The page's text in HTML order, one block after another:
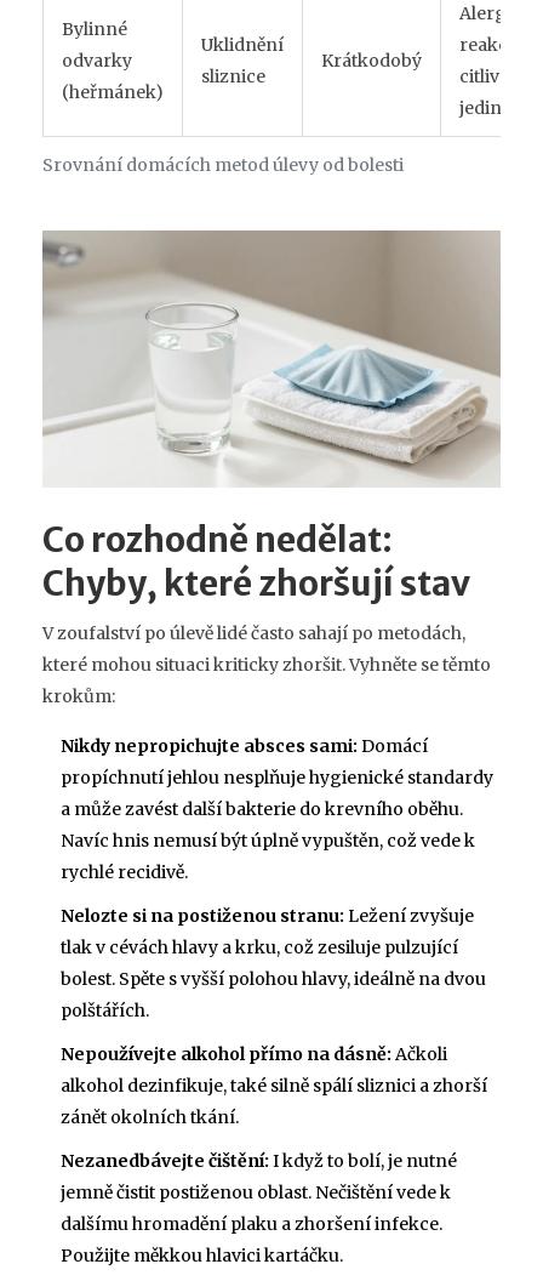
Srovnání domácích metod úlevy od bolesti
Bylinné
odvarky
(heřmánek)
Uklidnění
sliznice
Krátkodobý
Alergické
reakce u
citlivých
jedinců
Co rozhodně nedělat:
Chyby, které zhoršují stav
V zoufalství po úlevě lidé často sahají po metodách,
které mohou situaci kriticky zhoršit. Vyhněte se těmto
krokům:
Nikdy nepropichujte absces sami: Domácí
propíchnutí jehlou nesplňuje hygienické standardy
a může zavést další bakterie do krevního oběhu.
Navíc hnis nemusí být úplně vypuštěn, což vede k
rychlé recidivě.
Nelozte si na postiženou stranu: Ležení zvyšuje
tlak v cévách hlavy a krku, což zesiluje pulzující
bolest. Spěte s vyšší polohou hlavy, ideálně na dvou
polštářích.
Nepoužívejte alkohol přímo na dásně: Ačkoli
alkohol dezinfikuje, také silně spálí sliznici a zhorší
zánět okolních tkání.
Nezanedbávejte čištění: I když to bolí, je nutné
jemně čistit postiženou oblast. Nečištění vede k
dalšímu hromadění plaku a zhoršení infekce.
Použijte měkkou hlavici kartáčku.